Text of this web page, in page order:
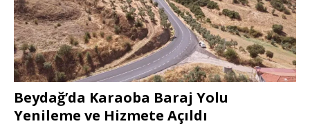
Beydağ’da Karaoba Baraj Yolu
Yenileme ve Hizmete Açıldı